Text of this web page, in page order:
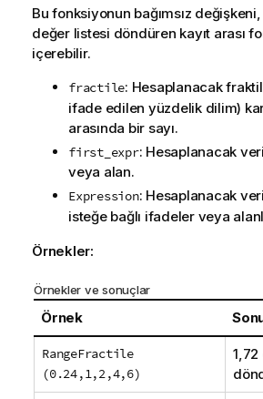
Bu fonksiyonun bağımsız
değer listesi döndüren kayıt arası
içerebilir.
fractile: Hesaplanacak
ifade edilen yüzdelik dilim)
arasında bir sayı.
first_expr: Hesaplanacak
veya alan.
Expression: Hesaplanacak veri
isteğe bağlı ifadeler veya
Örnekler:
Örnekler ve sonuçlar
Örnek
RangeFractile
(0.24,1,2,4,6)